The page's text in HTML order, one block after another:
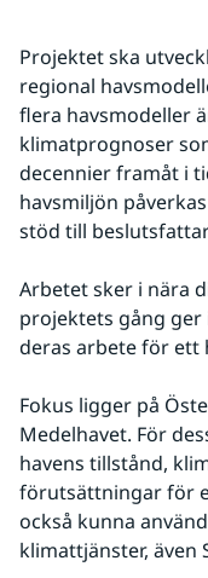
Projektet ska
regional
flera havsmodeller
klimatprognoser
decennier framåt i
havsmiljön
stöd till
Arbetet sker i nära
projektets gång
deras arbete för ett
Fokus ligger på
Medelhavet. För
havens tillstånd,
förutsättningar för
också kunna
klimattjänster, även